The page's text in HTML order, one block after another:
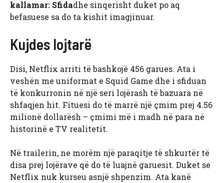
kallamar: Sfidadhe sinqerisht duket po aq
befasuese sa do ta kishit imagjinuar.
Kujdes lojtarë
Disi, Netflix arriti të bashkojë 456 garues. Ata i
veshën me uniformat e Squid Game dhe i sfiduan
të konkurronin në një seri lojërash të bazuara në
shfaqjen hit. Fituesi do të marrë një çmim prej 4.56
milionë dollarësh – çmimi më i madh në para në
historinë e TV realitetit.
Në trailerin, ne morëm një paraqitje të shkurtër të
disa prej lojërave që do të luajnë garuesit. Duket se
Netflix nuk kurseu asnjë shpenzim. Ata kanë